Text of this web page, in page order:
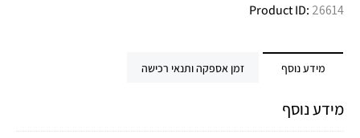
Product ID: 26614
מידע נוסף זמן אספקה ותנאי רכישה
מידע נוסף